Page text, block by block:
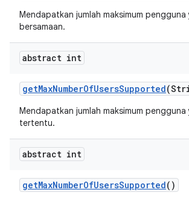
Mendapatkan jumlah maksimum
bersamaan.
abstract int
getMaxNumberOfUsersSupported
Mendapatkan jumlah maksimum
tertentu.
abstract int
getMaxNumberOfUsersSupported()